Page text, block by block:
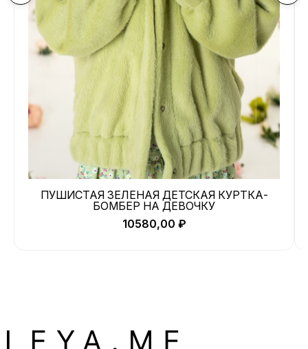
ХАРАКТЕРИСТИКИ
Размер:104, 110, 116, 122, 128, 134, 140, 146, 152, 158, 164, 170, 86,
Светлана Злотникова
Хлопок 100%
Страна:
Артикул:
OTA-016
ПУШИСТАЯ ЗЕЛЕНАЯ ДЕТСКАЯ КУРТКА-
БОМБЕР НА ДЕВОЧКУ
10580,00 ₽